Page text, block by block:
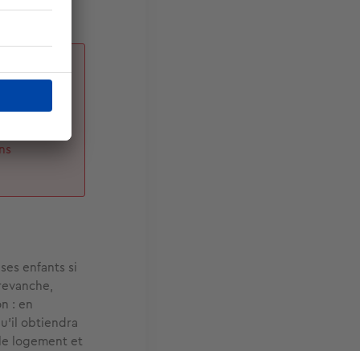
enfants si
: en
obtiendra
logement et